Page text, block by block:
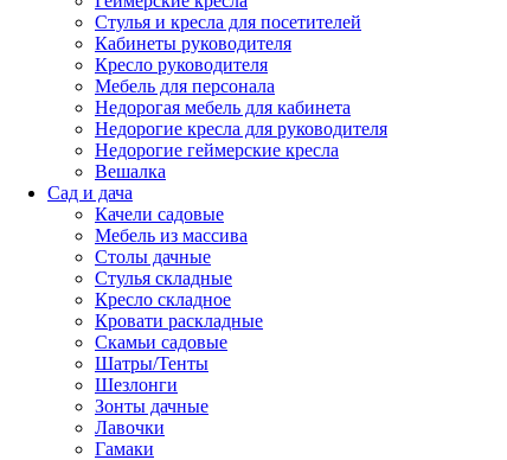
Стулья и кресла для посетителей
Кабинеты руководителя
Кресло руководителя
Мебель для персонала
Недорогая мебель для кабинета
Недорогие кресла для руководителя
Недорогие геймерские кресла
Вешалка
Сад и дача
Качели садовые
Мебель из массива
Столы дачные
Стулья складные
Кресло складное
Кровати раскладные
Скамьи садовые
Шатры/Тенты
Шезлонги
Зонты дачные
Лавочки
Гамаки